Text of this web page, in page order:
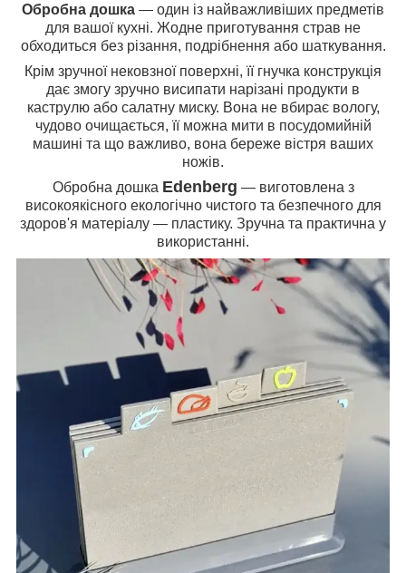
Обробна дошка — один із найважливіших предметів
для вашої кухні. Жодне приготування страв не
обходиться без різання, подрібнення або шаткування.
Крім зручної нековзної поверхні, її гнучка конструкція
дає змогу зручно висипати нарізані продукти в
каструлю або салатну миску. Вона не вбирає вологу,
чудово очищається, її можна мити в посудомийній
машині та що важливо, вона береже вістря ваших
ножів.
Обробна дошка Edenberg — виготовлена з
високоякісного екологічно чистого та безпечного для
здоров'я матеріалу — пластику. Зручна та практична у
використанні.